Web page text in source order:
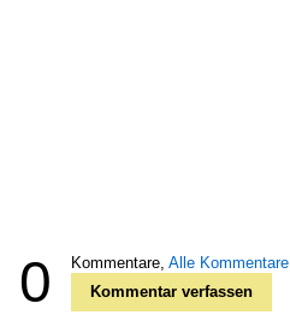
0 Kommentare, Alle Kommentare
Kommentar verfassen